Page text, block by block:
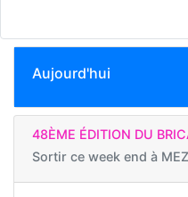
Aujourd'hui
48ÈME ÉDITION DU
Sortir ce week end à